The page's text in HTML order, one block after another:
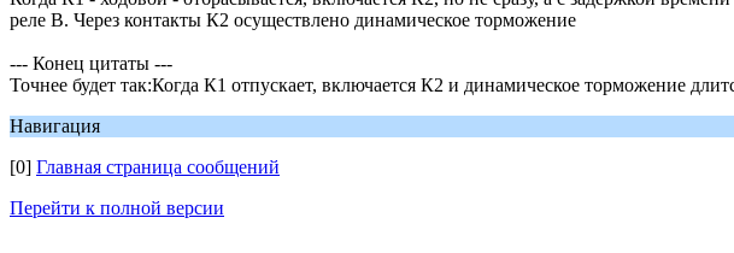
реле В. Через контакты К2 осуществлено динамическое торможение
--- Конец цитаты ---
Точнее будет так:Когда К1 отпускает, включается К2 и динамическое торможение
Навигация
[0] Главная страница сообщений
Перейти к полной версии